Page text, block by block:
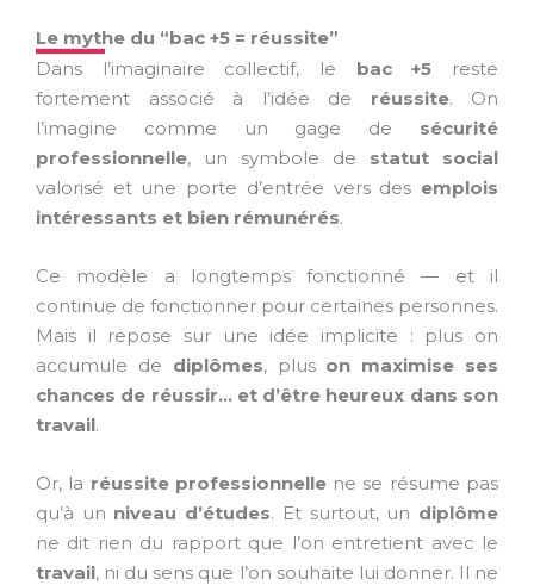
Le mythe du “bac +5 = réussite”
Dans l’imaginaire collectif, le bac +5 reste
fortement associé à l’idée de réussite. On
l’imagine comme un gage de sécurité
professionnelle, un symbole de statut social
valorisé et une porte d’entrée vers des emplois
intéressants et bien rémunérés.
Ce modèle a longtemps fonctionné — et il
continue de fonctionner pour certaines personnes.
Mais il repose sur une idée implicite : plus on
accumule de diplômes, plus on maximise ses
chances de réussir… et d’être heureux dans son
travail.
Or, la réussite professionnellene se résume pas
qu’à un niveau d’études. Et surtout, un diplôme
ne dit rien du rapport que l’on entretient avec le
travail, ni du sens que l’on souhaite lui donner. Il ne